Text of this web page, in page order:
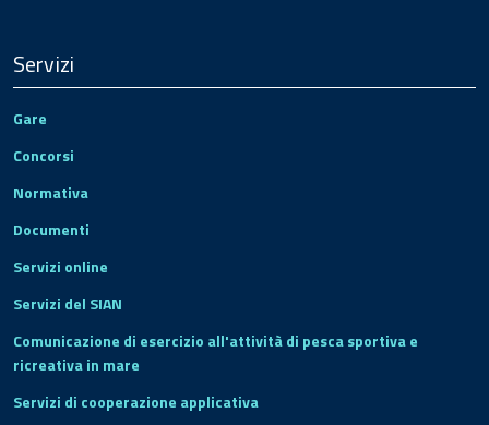
Servizi
Gare
Concorsi
Normativa
Documenti
Servizi online
Servizi del SIAN
Comunicazione di esercizio all'attività di pesca sportiva e
ricreativa in mare
Servizi di cooperazione applicativa